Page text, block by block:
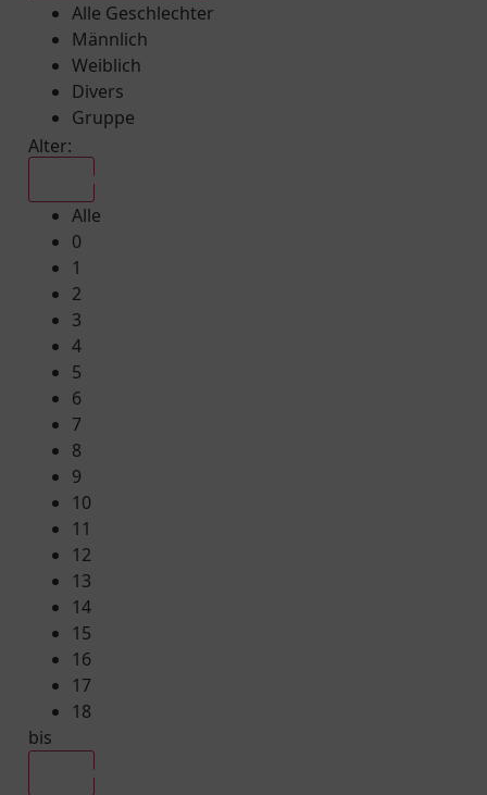
Alle Geschlechter
Männlich
Weiblich
Divers
Gruppe
Alter:
Alle
0
1
2
3
4
5
6
7
8
9
10
11
12
13
14
15
16
17
18
bis